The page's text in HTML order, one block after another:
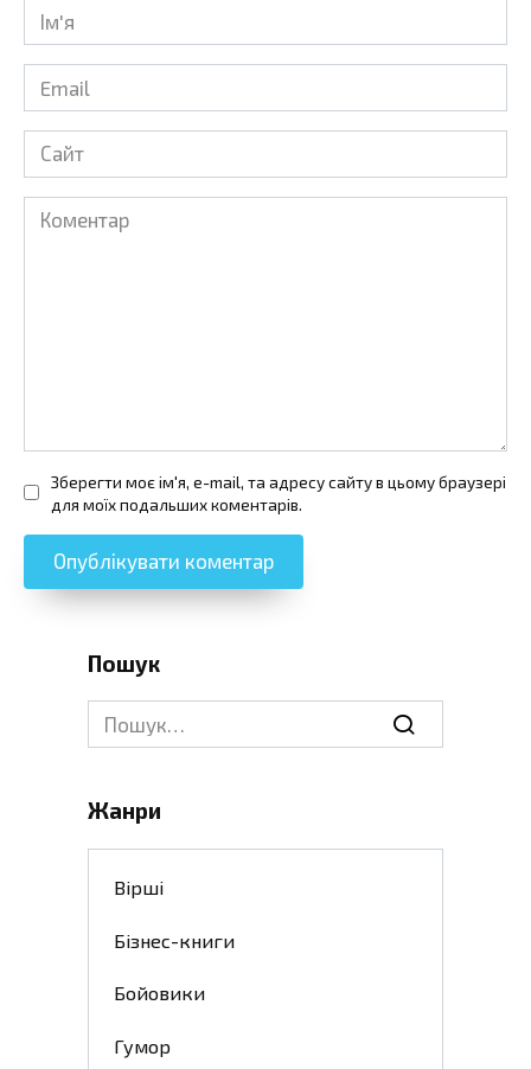
Ім'я
Email
Сайт
Коментар
Зберегти моє ім'я, e-mail, та адресу сайту в цьому браузері
для моїх подальших коментарів.
Пошук
Search
for:
Жанри
Вірші
Бізнес-книги
Бойовики
Гумор